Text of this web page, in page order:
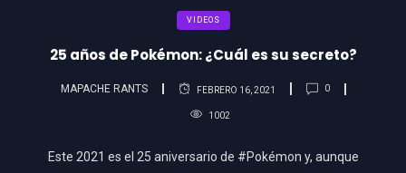
VIDEOS
25 años de Pokémon: ¿Cuál es su secreto?
MAPACHE RANTS FEBRERO 16, 2021 0
1002
Este 2021 es el 25 aniversario de #Pokémon y, aunque